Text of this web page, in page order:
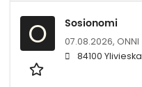
O Sosionomi
07.08.2026, ONNI
84100 Ylivieska